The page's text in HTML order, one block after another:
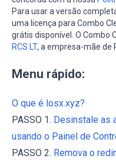
Para usar a versão
uma licença para Combo
grátis disponível. O Combo
RCS LT, a empresa-mãe de
Menu rápido:
O que é losx.xyz?
PASSO 1. Desinstale as
usando o Painel de
PASSO 2. Remova o